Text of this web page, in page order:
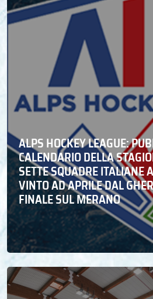
ALPS HOCKEY LEAGUE:
CALENDARIO DELLA
SETTE SQUADRE ITALIANE
VINTO AD APRILE DAL
FINALE SUL MERANO